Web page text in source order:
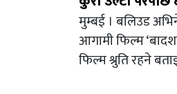
मुम्बई । बलिउड
आगामी फिल्म
फिल्म श्रुति रहने